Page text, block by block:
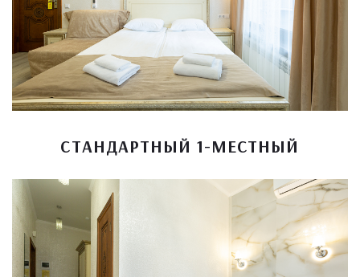
СТАНДАРТНЫЙ 1-МЕСТНЫЙ